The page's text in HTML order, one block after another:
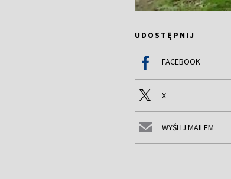
UDOSTĘPNIJ
FACEBOOK
X
WYŚLIJ MAILEM